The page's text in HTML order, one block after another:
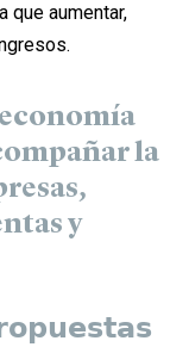
que aumentar,
la
y